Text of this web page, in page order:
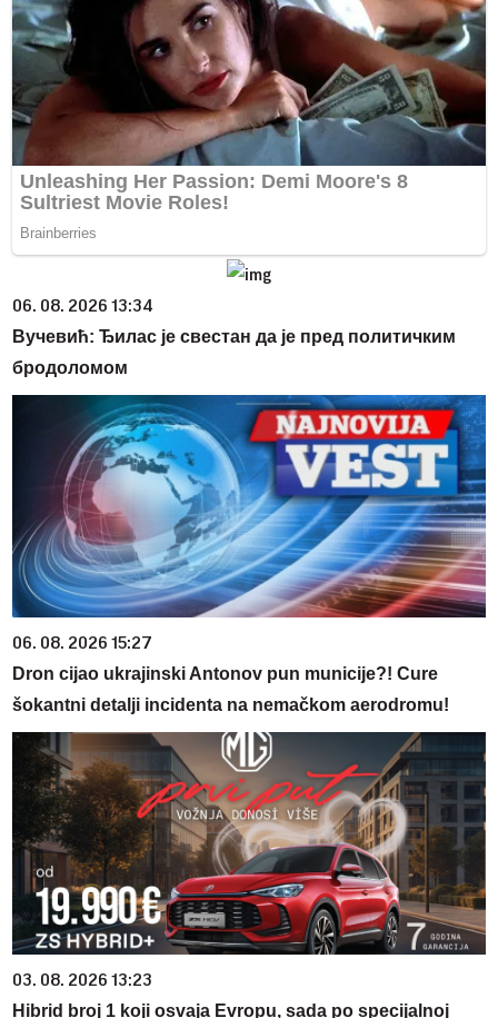
06. 08. 2026 13:34
Вучевић: Ђилас је свестан да је пред политичким
бродоломом
06. 08. 2026 15:27
Dron cijao ukrajinski Antonov pun municije?! Cure
šokantni detalji incidenta na nemačkom aerodromu!
03. 08. 2026 13:23
Hibrid broj 1 koji osvaja Evropu, sada po specijalnoj